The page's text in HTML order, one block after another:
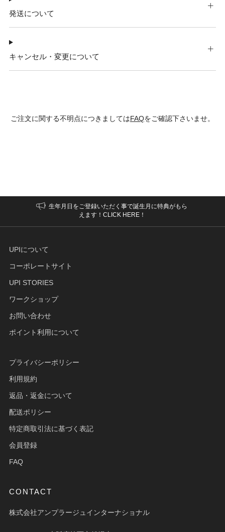
発送について
キャンセル・変更について
ご注文に関する不明点につきましてはFAQをご確認下さいませ。
生年月日をご登録いただく事で誕生月に特典がもら
えます！CLICK HERE！
UPIについて
コーポレートサイト
UPI STORIES
ワークショップ
お問い合わせ
ポイント利用について
プライバシーポリシー
利用規約
返品・返金について
配送ポリシー
特定商取引法に基づく表記
会員登録
FAQ
CONTACT
株式会社アンプラージュインターナショナル